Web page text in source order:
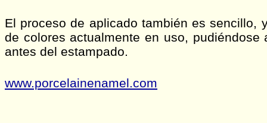
El proceso de aplicado también es sencillo,
de colores actualmente en uso,
antes del estampado.
www.porcelainenamel.com